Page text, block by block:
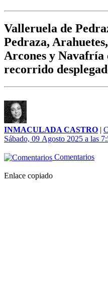
Valleruela de
Pedraza,
Arcones y Navafría
recorrido
INMACULADA CASTRO |
Sábado, 09 Agosto 2025 a las
Comentarios
Enlace copiado